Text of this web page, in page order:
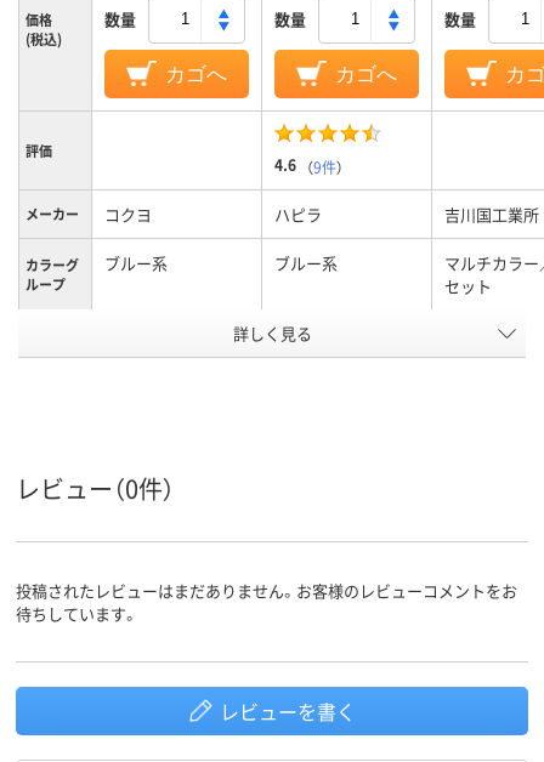
価格
(税込)
数量
カゴへ
数量
カゴへ
数量
カ
評価
4.6 （9件）
メーカー コクヨ ハピラ 吉川国工業所
カラーグ
ループ
ブルー系 ブルー系
マルチカラ
セット
15g
詳しく見る
レビュー（0件）
投稿されたレビューはまだありません。お客様のレビューコメントをお
待ちしています。
レビューを書く